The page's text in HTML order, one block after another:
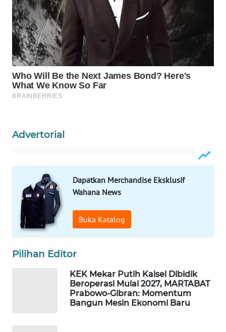
Advertorial
Dapatkan Merchandise Eksklusif
Wahana News
Buka Katalog
Pilihan Editor
KEK Mekar Putih Kalsel Dibidik
Beroperasi Mulai 2027, MARTABAT
Prabowo-Gibran: Momentum
Bangun Mesin Ekonomi Baru
WAHANA
PERSONA
WAHANA
OTOMOTIF
WAHANA
HEALTH
DESA
WAHANA
Wahana
Network
LISTRIK